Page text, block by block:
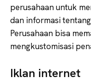
perusahaan untuk
dan informasi
Perusahaan bisa
mengkustomisasi
Iklan internet